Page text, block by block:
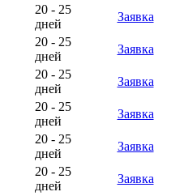
20 - 25
дней
Заявка
20 - 25
дней
Заявка
20 - 25
дней
Заявка
20 - 25
дней
Заявка
20 - 25
дней
Заявка
20 - 25
дней
Заявка